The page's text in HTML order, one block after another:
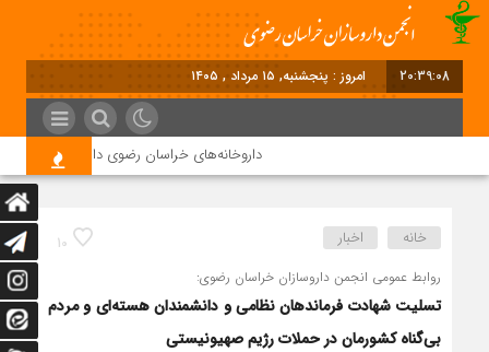
20:39:08 امروز : پنجشنبه, ۱۵ مرداد , ۱۴۰۵
داروخانه‌های خراسان رضوی داروها را با چک ۴ ماهه خریداری می‌کنند
10 خانه اخبار
روابط عمومی انجمن داروسازان خراسان رضوی:
تسلیت شهادت فرماندهان نظامی و دانشمندان هسته‌ای و مردم
بی‌گناه کشورمان در حملات رژیم صهیونیستی